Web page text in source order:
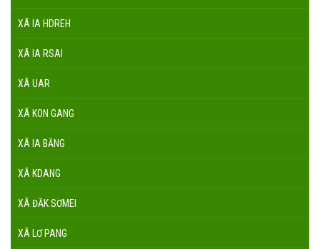
XÃ IA HDREH
XÃ IA RSAI
XÃ UAR
XÃ KON GANG
XÃ IA BĂNG
XÃ KDANG
XÃ ĐĂK SƠMEI
XÃ LƠ PANG